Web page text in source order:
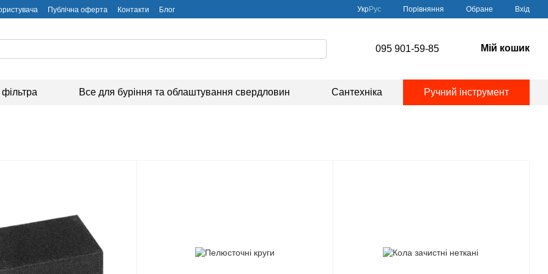
Публічна оферта Контакти Блог УкрРус Порівняння Обране Вхід
095 901-59-85 Мій кошик
Все для буріння та облаштування свердловин Сантехніка Ручний інструмент